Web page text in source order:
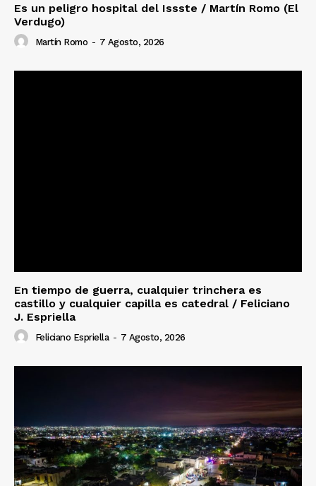
Es un peligro hospital del Issste / Martín Romo (El
Verdugo)
Martín Romo - 7 Agosto, 2026
En tiempo de guerra, cualquier trinchera es
castillo y cualquier capilla es catedral / Feliciano
J. Espriella
Feliciano Espriella - 7 Agosto, 2026